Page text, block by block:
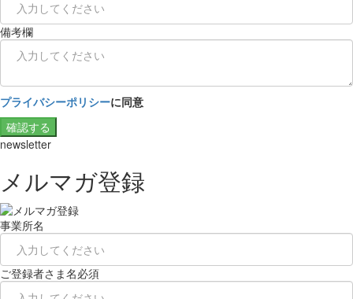
備考欄
プライバシーポリシーに同意
確認する
newsletter
メルマガ登録
事業所名
ご登録者さま名必須